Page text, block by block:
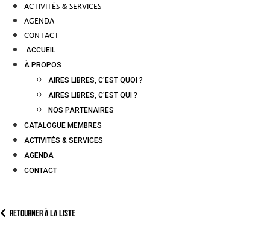
ACTIVITÉS & SERVICES
AGENDA
CONTACT
ACCUEIL
À PROPOS
AIRES LIBRES, C’EST QUOI ?
AIRES LIBRES, C’EST QUI ?
NOS PARTENAIRES
CATALOGUE MEMBRES
ACTIVITÉS & SERVICES
AGENDA
CONTACT
Retourner à la liste